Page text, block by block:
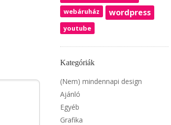
webáruház wordpress
youtube
Kategóriák
(Nem) mindennapi design
Ajánló
Egyéb
Grafika